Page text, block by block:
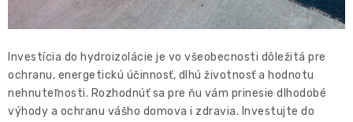
Investícia do hydroizolácie je vo všeobecnosti dôležitá pre
ochranu, energetickú účinnosť, dlhú životnosť a hodnotu
nehnuteľnosti. Rozhodnúť sa pre ňu vám prinesie dlhodobé
výhody a ochranu vášho domova i zdravia. Investujte do